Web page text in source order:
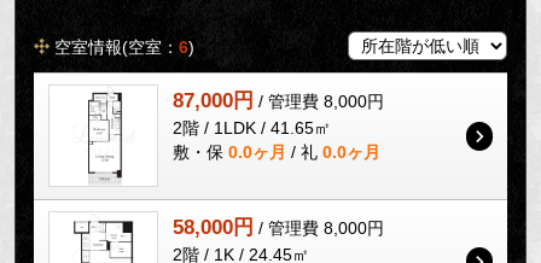
空室情報(空室：6)
87,000円 / 管理費 8,000円
2階 / 1LDK / 41.65㎡
敷・保 0.0ヶ月 / 礼 0.0ヶ月
58,000円 / 管理費 8,000円
2階 / 1K / 24.45㎡